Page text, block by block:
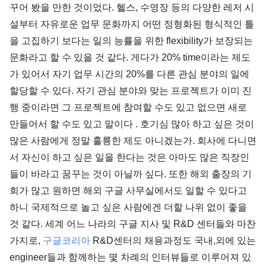
꾸어 봤을 만한 것이었다. 헬스, 수영장 등의 다양한 레저 시
설부터 자유로운 업무 문화까지 어떤 정형화된 형식적인 틀
을 고집하기 보다는 일의 능률을 위한 flexibility가 보장되는
문화라고 할 수 있을 것 같다. 게다가 20% time이라는 제도
가 있어서 자기 업무 시간의 20%를 다른 관심 분야의 일에
할당할 수 있다. 자기 관심 분야와 맞는 프로젝트가 이미 진
행 중이라면 그 프로젝트에 참여할 수도 있고 없으면 새로
만들어서 할 수도 있고 말이다 . 호기심 많아 하고 싶은 것이
많은 사람에게 정말 훌륭한 제도 아니겠는가. 회사에 다니면
서 자신이 하고 싶은 일을 한다는 것은 아마도 많은 직장인
들이 바라고 꿈꾸는 것이 아닐까 싶다. 또한 해외 출장의 기
회가 많고 원하면 해외 구글 사무실에서도 일할 수 있다고
하니 국제적으로 놀고 싶은 사람에겐 더할 나위 없이 좋을
것 같다. 세계 어느 나라의 구글 지사 및 R&D 센터들와 마찬
가지로, 구글코리아 R&D센터의 채용과정도 국내,외에 있는
engineer들과 함께하는 몇 차례의 인터뷰들로 이루어져 있